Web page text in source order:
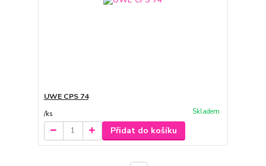
UWE CPS 74
/ks Skladem
Přidat do košíku